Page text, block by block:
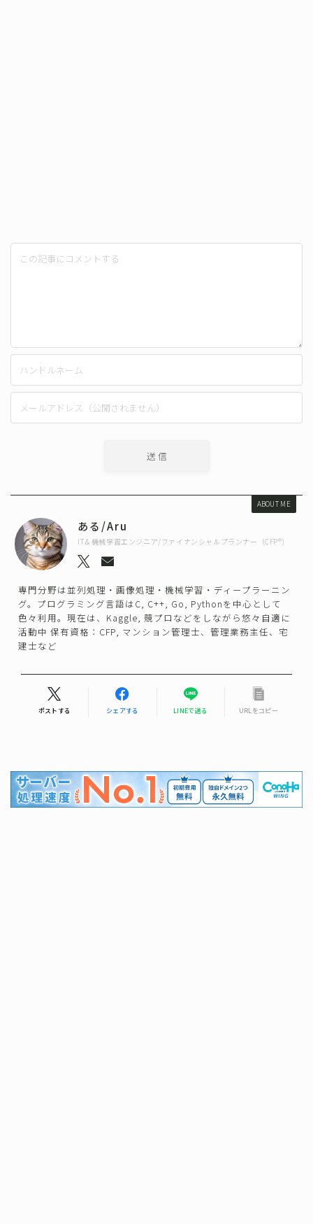
ABOUT ME
ある/Aru
IT＆機械学習エンジニア/ファイナンシャルプランナー（CFP®)
専門分野は並列処理・画像処理・機械学習・ディープラーニン
グ。プログラミング言語はC, C++, Go, Pythonを中心として
色々利用。現在は、Kaggle, 競プロなどをしながら悠々自適に
活動中 保有資格：CFP, マンション管理士、管理業務主任、宅
建士など
ポストする シェアする LINEで送る URLをコピー